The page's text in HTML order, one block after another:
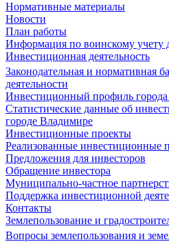
Нормативные материалы
Новости
План работы
Информация по воинскому учету
Инвестиционная деятельность
Законодательная и нормативная
деятельности
Инвестиционный профиль
Статистические данные об
городе Владимире
Инвестиционные проекты
Реализованные инвестиционные
Предложения для инвесторов
Обращение инвестора
Муниципально-частное
Поддержка инвестиционной
Контакты
Землепользование и
Вопросы землепользования и